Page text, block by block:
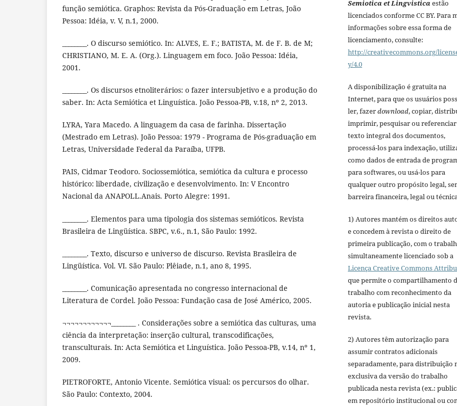
função semiótica. Graphos: Revista da Pós-Graduação em Letras, João
Pessoa: Idéia, v. V, n.1, 2000.
________. O discurso semiótico. In: ALVES, E. F.; BATISTA, M. de F. B. de M;
CHRISTIANO, M. E. A. (Org.). Linguagem em foco. João Pessoa: Idéia,
2001.
________. Os discursos etnoliterários: o fazer intersubjetivo e a produção do
saber. In: Acta Semiótica et Linguística. João Pessoa-PB, v.18, nº 2, 2013.
LYRA, Yara Macedo. A linguagem da casa de farinha. Dissertação
(Mestrado em Letras). João Pessoa: 1979 - Programa de Pós-graduação em
Letras, Universidade Federal da Paraíba, UFPB.
PAIS, Cidmar Teodoro. Sociossemiótica, semiótica da cultura e processo
histórico: liberdade, civilização e desenvolvimento. In: V Encontro
Nacional da ANAPOLL.Anais. Porto Alegre: 1991.
________. Elementos para uma tipologia dos sistemas semióticos. Revista
Brasileira de Lingüística. SBPC, v.6., n.1, São Paulo: 1992.
________. Texto, discurso e universo de discurso. Revista Brasileira de
Lingüística. Vol. VI. São Paulo: Plêiade, n.1, ano 8, 1995.
________. Comunicação apresentada no congresso internacional de
Literatura de Cordel. João Pessoa: Fundação casa de José Américo, 2005.
¬¬¬¬¬¬¬¬¬¬¬¬________ . Considerações sobre a semiótica das culturas, uma
ciência da interpretação: inserção cultural, transcodificações,
transculturais. In: Acta Semiótica et Linguística. João Pessoa-PB, v.14, nº 1,
2009.
PIETROFORTE, Antonio Vicente. Semiótica visual: os percursos do olhar.
São Paulo: Contexto, 2004.
Semiotica et Lingvistica estão
licenciados conforme CC BY. Para
informações sobre essa forma de
licenciamento, consulte:
http://creativecommons.org/
y/4.0
A disponibilização é gratuita na
Internet, para que os usuários
ler, fazerdownload, copiar,
imprimir, pesquisar ou
texto integral dos documentos,
processá-los para indexação,
como dados de entrada de
para softwares, ou usá-los para
qualquer outro propósito legal,
barreira financeira, legal ou
1) Autores mantém os direitos
e concedem à revista o direito de
primeira publicação, com o
simultaneamente licenciado sob a
Licença Creative Commons
que permite o compartilhamento
trabalho com reconhecimento da
autoria e publicação inicial nesta
revista.
2) Autores têm autorização para
assumir contratos adicionais
separadamente, para distribuição
exclusiva da versão do trabalho
publicada nesta revista (ex.:
em repositório institucional ou